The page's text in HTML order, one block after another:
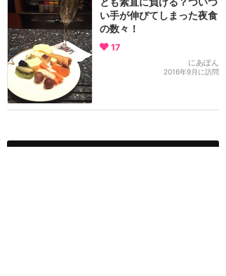
い手が伸びてしまった夜食
の数々！
17
にあぽん
2016年9月に訪問